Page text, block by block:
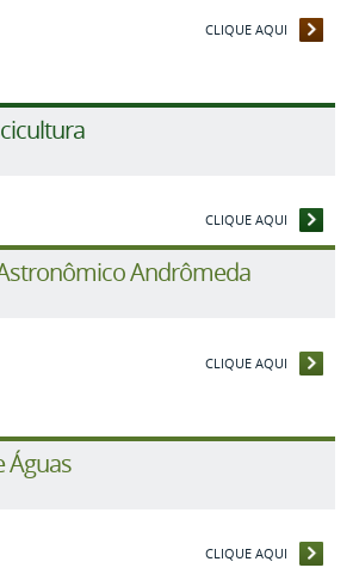
CLIQUE AQUI
CLIQUE AQUI
Andrômeda
CLIQUE AQUI
Águas
CLIQUE AQUI